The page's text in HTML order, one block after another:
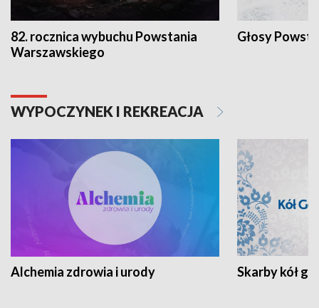
82. rocznica wybuchu Powstania
Warszawskiego
Głosy
WYPOCZYNEK I REKREACJA
Alchemia zdrowia i urody Skarby kół